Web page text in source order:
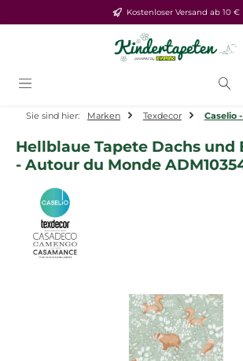
Zum Hauptinhalt springenKostenloser Versand ab 10 €
Sie sind hier: Marken Texdecor Caselio
Hellblaue Tapete Dachs und
- Autour du Monde
Bildergalerie überspringen